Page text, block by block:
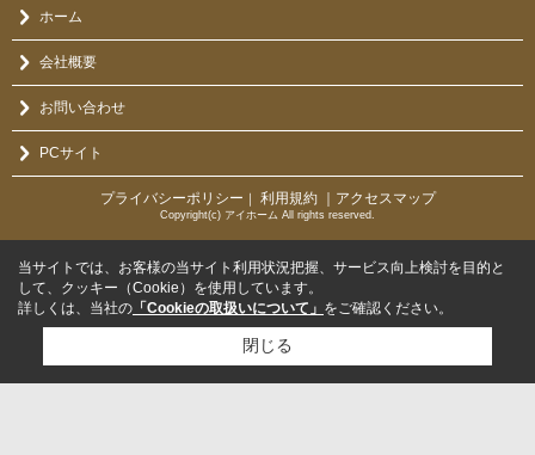
ホーム
会社概要
お問い合わせ
PCサイト
プライバシーポリシー ｜ 利用規約 ｜アクセスマップ
Copyright(c) アイホーム All rights reserved.
当サイトでは、お客様の当サイト利用状況把握、サービス向上検討を目的と
して、クッキー（Cookie）を使用しています。
詳しくは、当社の 「Cookieの取扱いについて」 をご確認ください。
閉じる